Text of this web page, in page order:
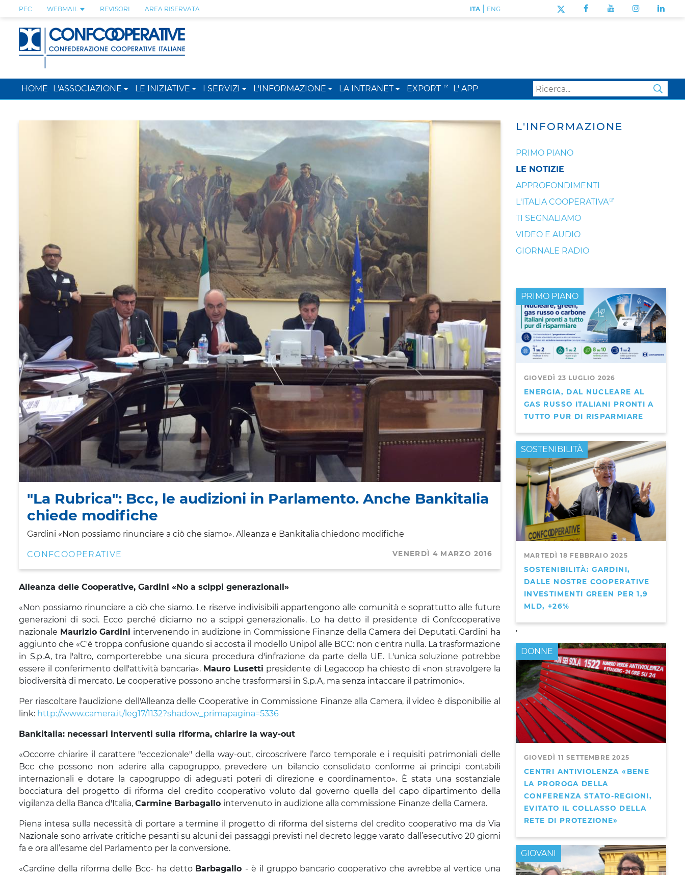
PEC WEBMAIL REVISORI AREA RISERVATA ITA| ENG
HOME L'ASSOCIAZIONE LE INIZIATIVE I SERVIZI L'INFORMAZIONE LA INTRANET EXPORT L' APP
"La Rubrica": Bcc, le audizioni in Parlamento. Anche Bankitalia
chiede modifiche
Gardini «Non possiamo rinunciare a ciò che siamo». Alleanza e Bankitalia chiedono modifiche
CONFCOOPERATIVE VENERDÌ 4 MARZO 2016
Alleanza delle Cooperative, Gardini «No a scippi generazionali»
«Non possiamo rinunciare a ciò che siamo. Le riserve indivisibili appartengono alle comunità e soprattutto alle future
generazioni di soci. Ecco perché diciamo no a scippi generazionali». Lo ha detto il presidente di Confcooperative
nazionale Maurizio Gardini intervenendo in audizione in Commissione Finanze della Camera dei Deputati. Gardini ha
aggiunto che «C'è troppa confusione quando si accosta il modello Unipol alle BCC: non c'entra nulla. La trasformazione
in S.p.A, tra l'altro, comporterebbe una sicura procedura d'infrazione da parte della UE. L'unica soluzione potrebbe
essere il conferimento dell'attività bancaria». Mauro Lusetti presidente di Legacoop ha chiesto di «non stravolgere la
biodiversità di mercato. Le cooperative possono anche trasformarsi in S.p.A, ma senza intaccare il patrimonio».
Per riascoltare l'audizione dell'Alleanza delle Cooperative in Commissione Finanze alla Camera, il video è disponibilie al
link: http://www.camera.it/leg17/1132?shadow_primapagina=5336
Bankitalia: necessari interventi sulla riforma, chiarire la way-out
«Occorre chiarire il carattere "eccezionale" della way-out, circoscrivere l’arco temporale e i requisiti patrimoniali delle
Bcc che possono non aderire alla capogruppo, prevedere un bilancio consolidato conforme ai principi contabili
internazionali e dotare la capogruppo di adeguati poteri di direzione e coordinamento». È stata una sostanziale
bocciatura del progetto di riforma del credito cooperativo voluto dal governo quella del capo dipartimento della
vigilanza della Banca d'Italia, Carmine Barbagallo intervenuto in audizione alla commissione Finanze della Camera.
Piena intesa sulla necessità di portare a termine il progetto di riforma del sistema del credito cooperativo ma da Via
Nazionale sono arrivate critiche pesanti su alcuni dei passaggi previsti nel decreto legge varato dall’esecutivo 20 giorni
fa e ora all’esame del Parlamento per la conversione.
«Cardine della riforma delle Bcc- ha detto Barbagallo - è il gruppo bancario cooperativo che avrebbe al vertice una
L'INFORMAZIONE
PRIMO PIANO
LE NOTIZIE
APPROFONDIMENTI
L'ITALIA COOPERATIVA
TI SEGNALIAMO
VIDEO E AUDIO
GIORNALE RADIO
GIOVEDÌ 23 LUGLIO 2026
ENERGIA, DAL NUCLEARE AL
GAS RUSSO ITALIANI PRONTI A
TUTTO PUR DI RISPARMIARE
PRIMO PIANO
MARTEDÌ 18 FEBBRAIO 2025
SOSTENIBILITÀ: GARDINI,
DALLE NOSTRE COOPERATIVE
INVESTIMENTI GREEN PER 1,9
MLD, +26%
PRIMO PIANO
,
SOSTENIBILITÀ
GIOVEDÌ 11 SETTEMBRE 2025
CENTRI ANTIVIOLENZA «BENE
LA PROROGA DELLA
CONFERENZA STATO-REGIONI,
EVITATO IL COLLASSO DELLA
RETE DI PROTEZIONE»
DONNE
GIOVANI